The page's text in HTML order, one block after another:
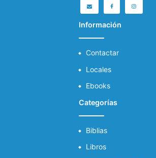
Información
Contactar
Locales
Ebooks
Categorías
Biblias
Libros